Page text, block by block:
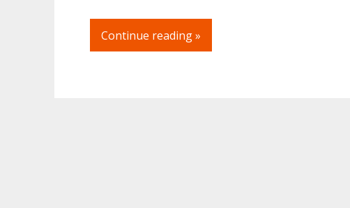
Continue reading »